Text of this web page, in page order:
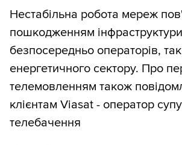
Нестабільна робота мереж
пошкодженням
безпосередньо операторів,
енергетичного сектору. Про
телемовленням також
клієнтам Viasat - оператор
телебачення